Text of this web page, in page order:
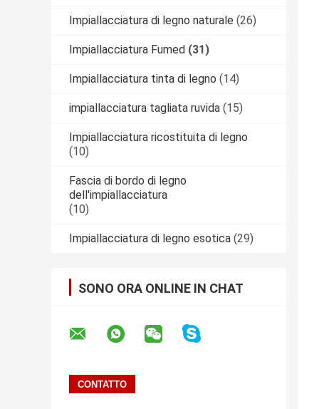
Impiallacciatura di legno naturale (26)
Impiallacciatura Fumed (31)
Impiallacciatura tinta di legno (14)
impiallacciatura tagliata ruvida (15)
Impiallacciatura ricostituita di legno
(10)
Fascia di bordo di legno
dell'impiallacciatura
(10)
Impiallacciatura di legno esotica (29)
SONO ORA ONLINE IN CHAT